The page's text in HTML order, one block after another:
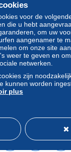
voor de
die u hebt
om uw
aangenamer te
om onze site
weer te geven en
netwerken.
zijn
kunnen worden
plus